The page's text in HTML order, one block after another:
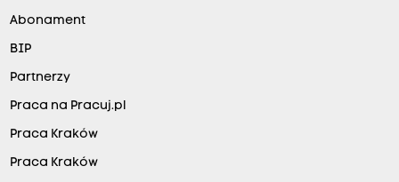
Abonament
BIP
Partnerzy
Praca na Pracuj.pl
Praca Kraków
Praca Kraków